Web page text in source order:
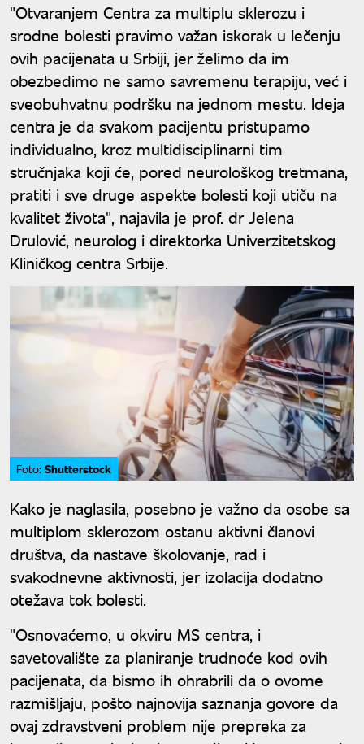
"Otvaranjem Centra za multiplu sklerozu i
srodne bolesti pravimo važan iskorak u lečenju
ovih pacijenata u Srbiji, jer želimo da im
obezbedimo ne samo savremenu terapiju, već i
sveobuhvatnu podršku na jednom mestu. Ideja
centra je da svakom pacijentu pristupamo
individualno, kroz multidisciplinarni tim
stručnjaka koji će, pored neurološkog tretmana,
pratiti i sve druge aspekte bolesti koji utiču na
kvalitet života", najavila je prof. dr Jelena
Drulović, neurolog i direktorka Univerzitetskog
Kliničkog centra Srbije.
Foto: Shutterstock
Kako je naglasila, posebno je važno da osobe sa
multiplom sklerozom ostanu aktivni članovi
društva, da nastave školovanje, rad i
svakodnevne aktivnosti, jer izolacija dodatno
otežava tok bolesti.
"Osnovaćemo, u okviru MS centra, i
savetovalište za planiranje trudnoće kod ovih
pacijenata, da bismo ih ohrabrili da o ovome
razmišljaju, pošto najnovija saznanja govore da
ovaj zdravstveni problem nije prepreka za